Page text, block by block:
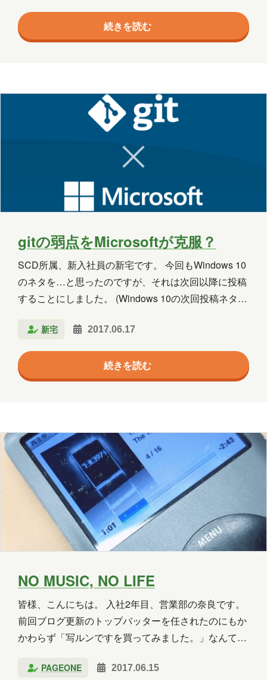
していました。基本的にAzureやAWSといったパブリ
ッククラウドを利用する際には、サーバを購入する必
要はありません。替りに、「利用料」を払います。今
基本的には月額料金として支払います。 例えば、自社
のホームページを置く場所としてMicrosoft…
続きを読む
gitの弱点をMicrosoftが克服？
SCD所属、新入社員の新宅です。 今回もWindows 10
のネタを…と思ったのですが、それは次回以降に投稿
することにしました。 (Windows 10の次回投稿ネタは
GVFSというもののお話です。 GVFSとはGit Virtual
File Systemの略で、Microsoftがgitの弱点を克服する
ために作ったものです。
新宅 2017.06.17
続きを読む
NO MUSIC, NO LIFE
皆様、こんにちは。 入社2年目、営業部の奈良です。
前回ブログ更新のトップバッターを任されたのにもか
かわらず「写ルンですを買ってみました。」なんて仕
が、ご覧いただけましたでしょうか？ 皆様のお役に立
PAGEONE 2017.06.15